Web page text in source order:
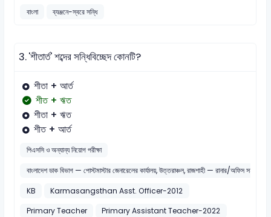
বাংলা
ব্যঞ্জনে-স্বরে সন্ধি
3.'শীতার্ত' শব্দের সন্ধিবিচ্ছেদ কোনটি?
শীতা + আর্ত
শীত + ঋত
শীতা + ঋত
শীত + আর্ত
পিএসসি ও অন্যান্য নিয়োগ পরীক্ষা
বাংলাদেশ ডাক বিভাগ — পোস্টমাস্টার জেনারেলের কার্যালয়, উত্তরাঞ্চল, রাজশাহী — রানার/অফিস সহায়ক/
KB
Karmasangsthan Asst. Officer-2012
Primary Teacher
Primary Assistant Teacher-2022